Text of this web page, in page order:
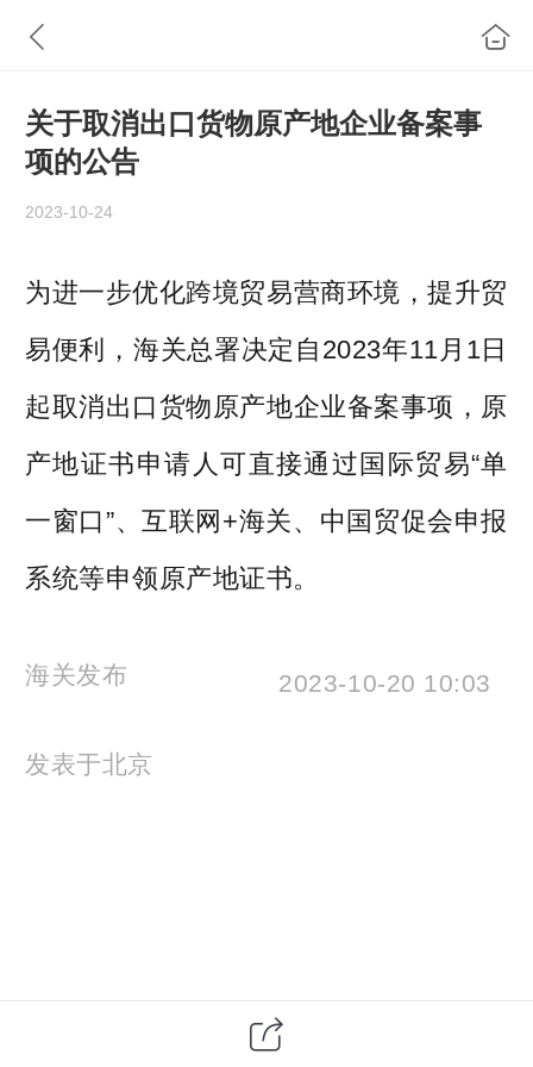
关于取消出口货物原产地企业备案事
项的公告
2023-10-24
为进一步优化跨境贸易营商环境，提升贸
易便利，海关总署决定自2023年11月1日
起取消出口货物原产地企业备案事项，原
产地证书申请人可直接通过国际贸易“单
一窗口”、互联网+海关、中国贸促会申报
系统等申领原产地证书。
海关发布 2023-10-20 10:03
发表于北京